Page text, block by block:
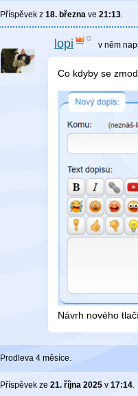
Příspěvek z 18. března ve 21:13.
lopi v něm
Co kdyby se
Návrh nového
Prodleva 4 měsíce.
Příspěvek ze 21. října 2025 v 17:14